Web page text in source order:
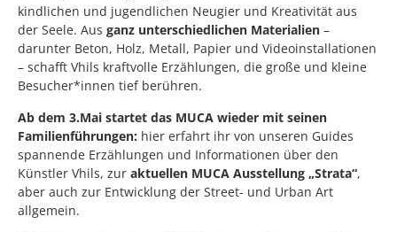
kindlichen und jugendlichen Neugier und Kreativität aus
der Seele. Aus ganz unterschiedlichen Materialien –
darunter Beton, Holz, Metall, Papier und Videoinstallationen
– schafft Vhils kraftvolle Erzählungen, die große und kleine
Besucher*innen tief berühren.
Ab dem 3.Mai startet das MUCA wieder mit seinen
Familienführungen: hier erfahrt ihr von unseren Guides
spannende Erzählungen und Informationen über den
Künstler Vhils, zur aktuellen MUCA Ausstellung „Strata“,
aber auch zur Entwicklung der Street- und Urban Art
allgemein.